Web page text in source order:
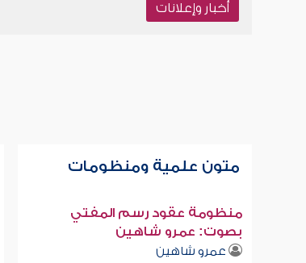
أخبار وإعلانات
متون علمية ومنظومات
منظومة عقود رسم المفتي
بصوت: عمرو شاهين
عمرو شاهين